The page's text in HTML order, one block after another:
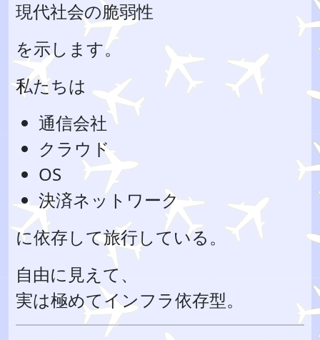
現代社会の脆弱性
を示します。
私たちは
通信会社
クラウド
OS
決済ネットワーク
に依存して旅行している。
自由に見えて、
実は極めてインフラ依存型。